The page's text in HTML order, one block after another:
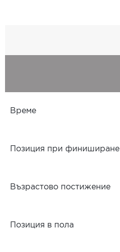
Време
Позиция при финиширане
Възрастово постижение
Позиция в пола